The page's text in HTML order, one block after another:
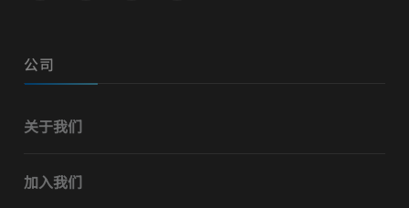
公司
关于我们
加入我们